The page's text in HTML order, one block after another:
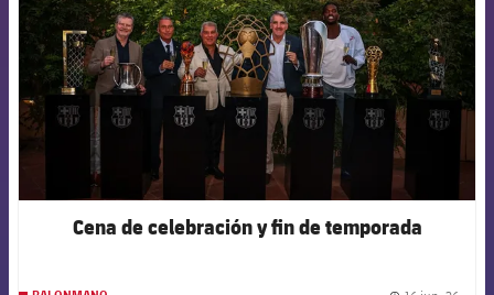
Cena de celebración y fin de temporada